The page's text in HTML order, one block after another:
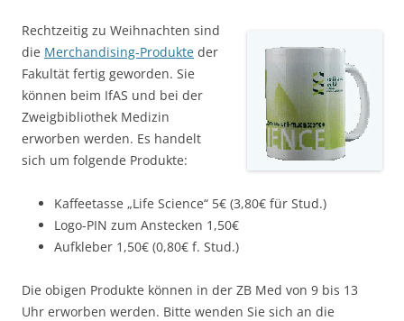
Rechtzeitig zu Weihnachten sind
die Merchandising-Produkte der
Fakultät fertig geworden. Sie
können beim IfAS und bei der
Zweigbibliothek Medizin
erworben werden. Es handelt
sich um folgende Produkte:
Kaffeetasse „Life Science“ 5€ (3,80€ für Stud.)
Logo-PIN zum Anstecken 1,50€
Aufkleber 1,50€ (0,80€ f. Stud.)
Die obigen Produkte können in der ZB Med von 9 bis 13
Uhr erworben werden. Bitte wenden Sie sich an die